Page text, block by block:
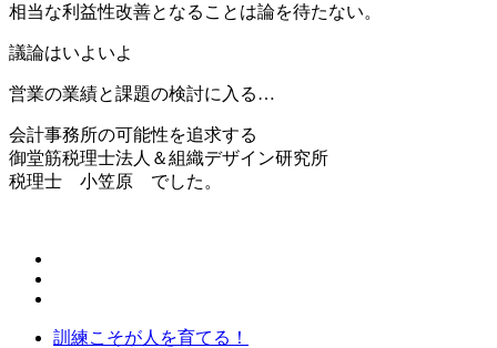
相当な利益性改善となることは論を待たない。
議論はいよいよ
営業の業績と課題の検討に入る…
会計事務所の可能性を追求する
御堂筋税理士法人＆組織デザイン研究所
税理士 小笠原 でした。
訓練こそが人を育てる！